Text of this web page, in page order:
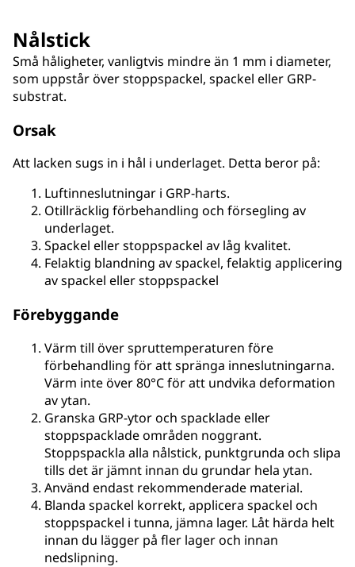
Nålstick
Små håligheter, vanligtvis mindre än 1 mm i diameter,
som uppstår över stoppspackel, spackel eller GRP-
substrat.
Orsak
Att lacken sugs in i hål i underlaget. Detta beror på:
Luftinneslutningar i GRP-harts.
Otillräcklig förbehandling och försegling av
underlaget.
Spackel eller stoppspackel av låg kvalitet.
Felaktig blandning av spackel, felaktig applicering
av spackel eller stoppspackel
Förebyggande
Värm till över spruttemperaturen före
förbehandling för att spränga inneslutningarna.
Värm inte över 80°C för att undvika deformation
av ytan.
Granska GRP-ytor och spacklade eller
stoppspacklade områden noggrant.
Stoppspackla alla nålstick, punktgrunda och slipa
tills det är jämnt innan du grundar hela ytan.
Använd endast rekommenderade material.
Blanda spackel korrekt, applicera spackel och
stoppspackel i tunna, jämna lager. Låt härda helt
innan du lägger på fler lager och innan
nedslipning.